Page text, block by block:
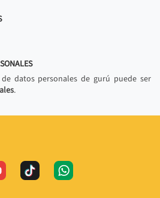
datos personales de gurú puede ser
.